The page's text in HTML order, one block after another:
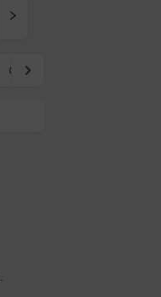
Giờ đến sớm nhất
chevron_right